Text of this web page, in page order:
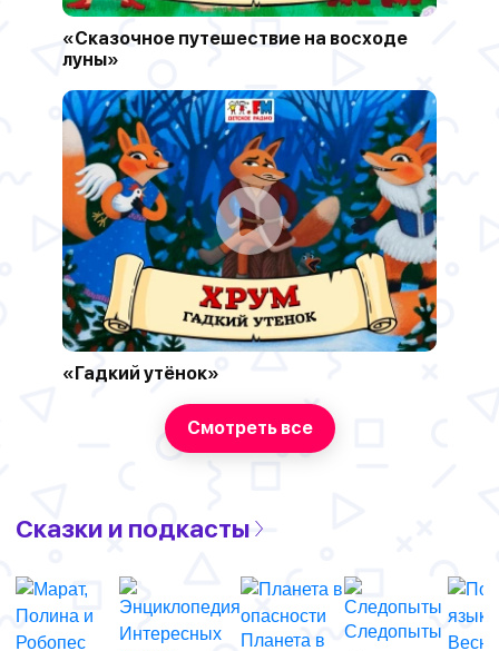
«Сказочное путешествие на восходе
луны»
«Гадкий утёнок»
Смотреть все
Сказки и подкасты
Планета в
Следопыты